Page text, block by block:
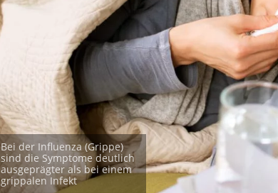
Bei der Influenza (Grippe)
sind die Symptome deutlich
ausgeprägter als bei einem
grippalen Infekt